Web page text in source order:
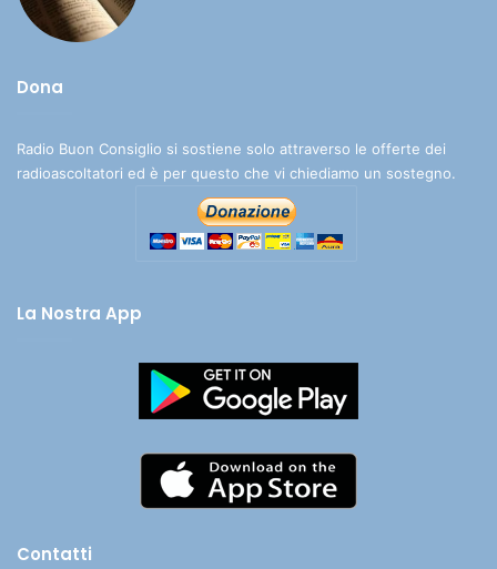
Dona
Radio Buon Consiglio si sostiene solo attraverso le offerte dei
radioascoltatori ed è per questo che vi chiediamo un sostegno.
La Nostra App
Contatti